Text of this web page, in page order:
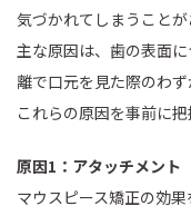
気づかれてしまうことが
主な原因は、歯の表面
離で口元を見た際のわず
これらの原因を事前に
原因1：アタッチメント
マウスピース矯正の効